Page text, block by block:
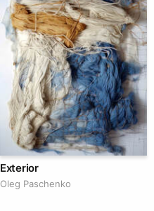
Exterior
Oleg Paschenko